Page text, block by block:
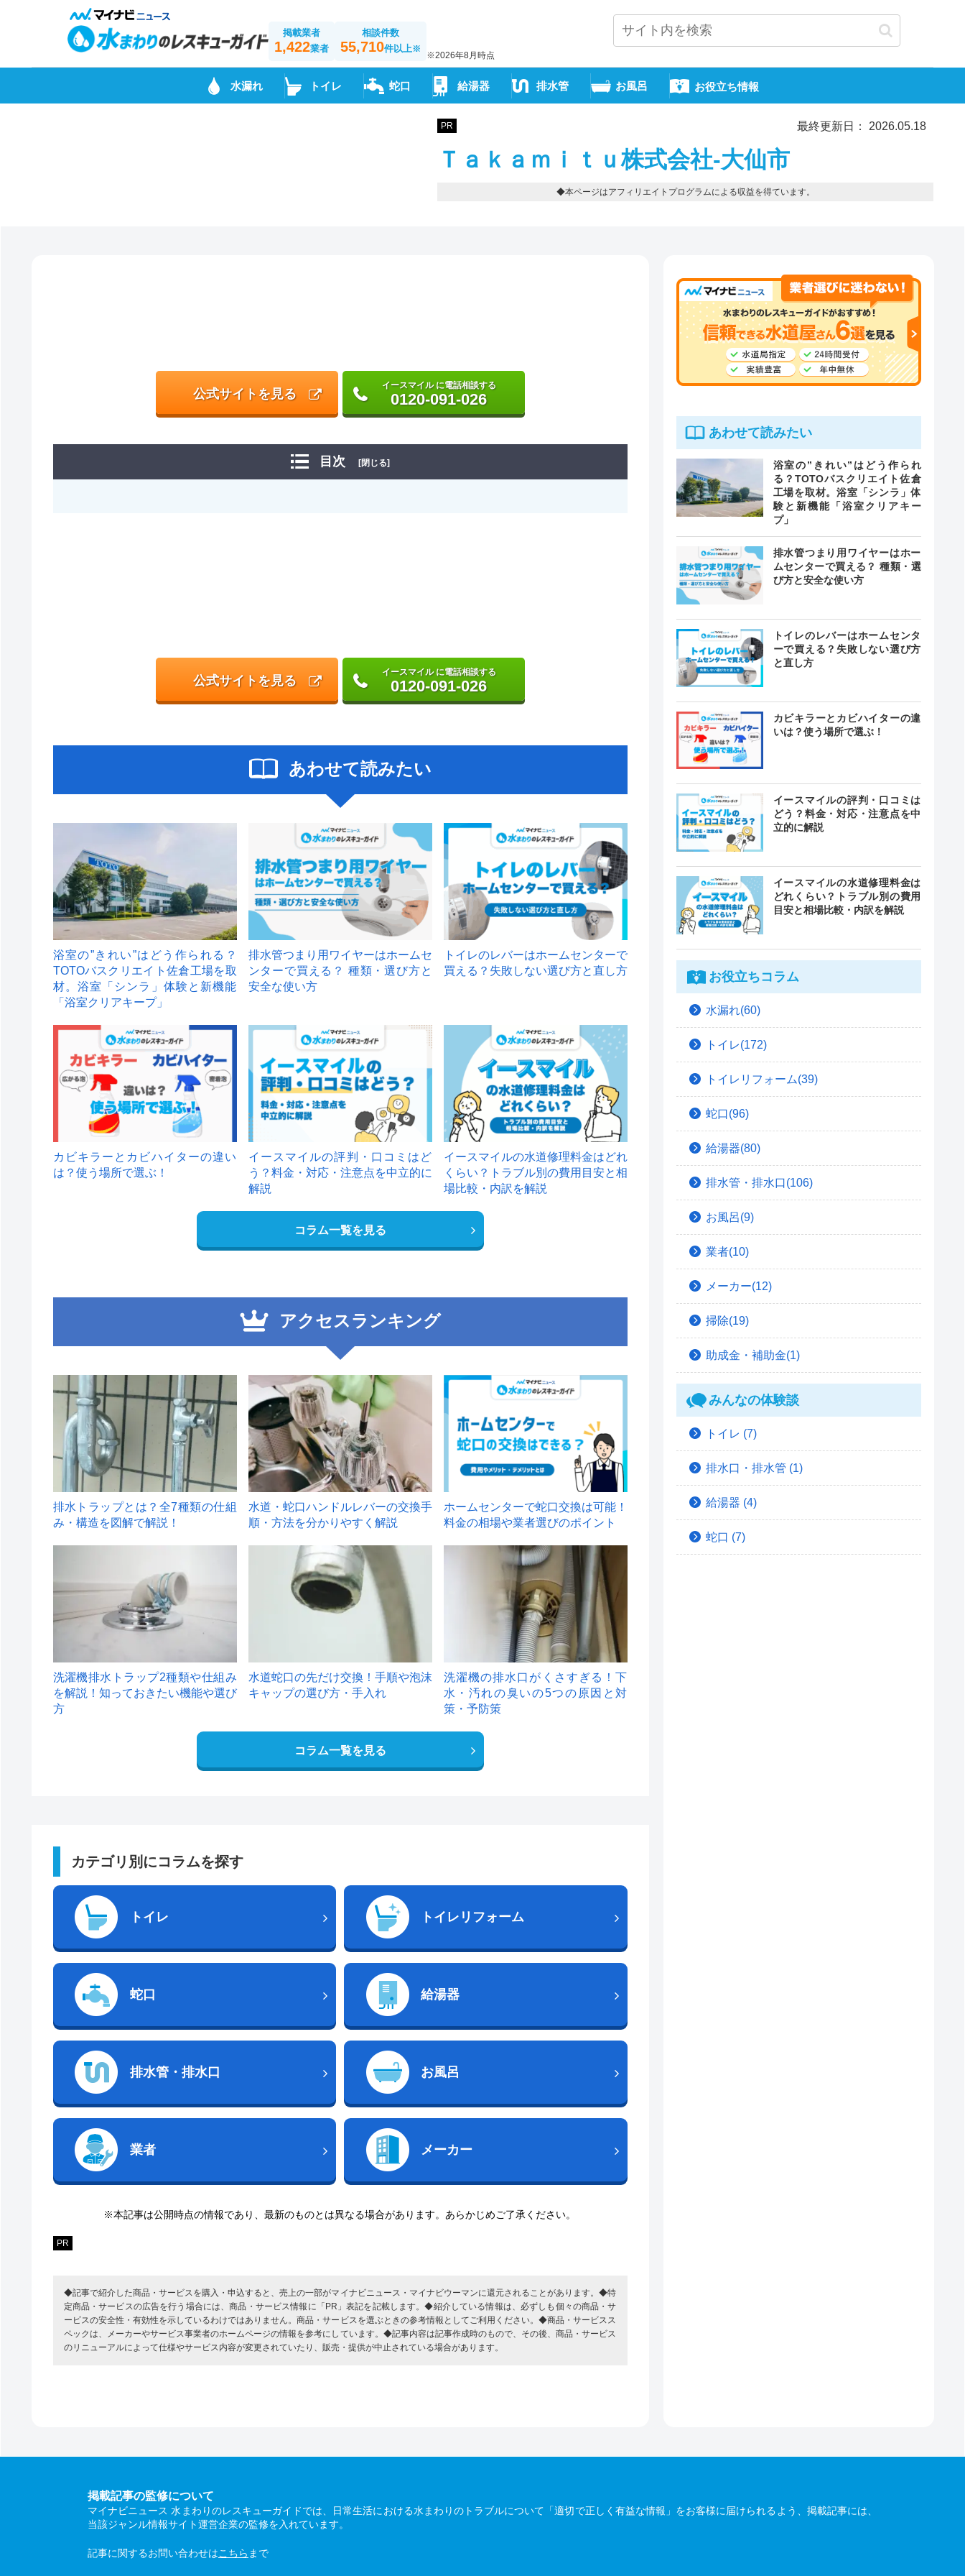
掲載業者
1,422業者
相談件数
55,710件以上※
※2026年8月時点
水漏れ トイレ 蛇口 給湯器 排水管 お風呂 お役立ち情報
PR 最終更新日： 2026.05.18
Ｔａｋａｍｉｔｕ株式会社-大仙市
◆本ページはアフィリエイトプログラムによる収益を得ています。
公式サイトを見る
イースマイル に電話相談する
0120-091-026
目次 [閉じる]
公式サイトを見る
イースマイル に電話相談する
0120-091-026
あわせて読みたい
浴室の”きれい”はどう作られる？
TOTOバスクリエイト佐倉工場を取
材。浴室「シンラ」体験と新機能
「浴室クリアキープ」
排水管つまり用ワイヤーはホームセ
ンターで買える？ 種類・選び方と
安全な使い方
トイレのレバーはホームセンターで
買える？失敗しない選び方と直し方
カビキラーとカビハイターの違い
は？使う場所で選ぶ！
イースマイルの評判・口コミはど
う？料金・対応・注意点を中立的に
解説
イースマイルの水道修理料金はどれ
くらい？トラブル別の費用目安と相
場比較・内訳を解説
コラム一覧を見る
アクセスランキング
1
排水トラップとは？全7種類の仕組
み・構造を図解で解説！
2
水道・蛇口ハンドルレバーの交換手
順・方法を分かりやすく解説
ホームセンターで蛇口交換は可能！
料金の相場や業者選びのポイント
洗濯機排水トラップ2種類や仕組み
を解説！知っておきたい機能や選び
方
水道蛇口の先だけ交換！手順や泡沫
キャップの選び方・手入れ
洗濯機の排水口がくさすぎる！下
水・汚れの臭いの5つの原因と対
策・予防策
コラム一覧を見る
カテゴリ別にコラムを探す
トイレ トイレリフォーム
蛇口 給湯器
排水管・排水口 お風呂
業者 メーカー
※本記事は公開時点の情報であり、最新のものとは異なる場合があります。あらかじめご了承ください。
PR
◆記事で紹介した商品・サービスを購入・申込すると、売上の一部がマイナビニュース・マイナビウーマンに還元されることがあります。◆特
定商品・サービスの広告を行う場合には、商品・サービス情報に「PR」表記を記載します。◆紹介している情報は、必ずしも個々の商品・サ
ービスの安全性・有効性を示しているわけではありません。商品・サービスを選ぶときの参考情報としてご利用ください。◆商品・サービスス
ペックは、メーカーやサービス事業者のホームページの情報を参考にしています。◆記事内容は記事作成時のもので、その後、商品・サービス
のリニューアルによって仕様やサービス内容が変更されていたり、販売・提供が中止されている場合があります。
あわせて読みたい
浴室の”きれい”はどう作られ
る？TOTOバスクリエイト佐倉
工場を取材。浴室「シンラ」体
験と新機能「浴室クリアキー
プ」
排水管つまり用ワイヤーはホー
ムセンターで買える？ 種類・選
び方と安全な使い方
トイレのレバーはホームセンタ
ーで買える？失敗しない選び方
と直し方
カビキラーとカビハイターの違
いは？使う場所で選ぶ！
イースマイルの評判・口コミは
どう？料金・対応・注意点を中
立的に解説
イースマイルの水道修理料金は
どれくらい？トラブル別の費用
目安と相場比較・内訳を解説
お役立ちコラム
水漏れ(60)
トイレ(172)
トイレリフォーム(39)
蛇口(96)
給湯器(80)
排水管・排水口(106)
お風呂(9)
業者(10)
メーカー(12)
掃除(19)
助成金・補助金(1)
みんなの体験談
トイレ (7)
排水口・排水管 (1)
給湯器 (4)
蛇口 (7)
掲載記事の監修について
マイナビニュース 水まわりのレスキューガイドでは、日常生活における水まわりのトラブルについて「適切で正しく有益な情報」をお客様に届けられるよう、掲載記事には、
当該ジャンル情報サイト運営企業の監修を入れています。
記事に関するお問い合わせはこちら まで